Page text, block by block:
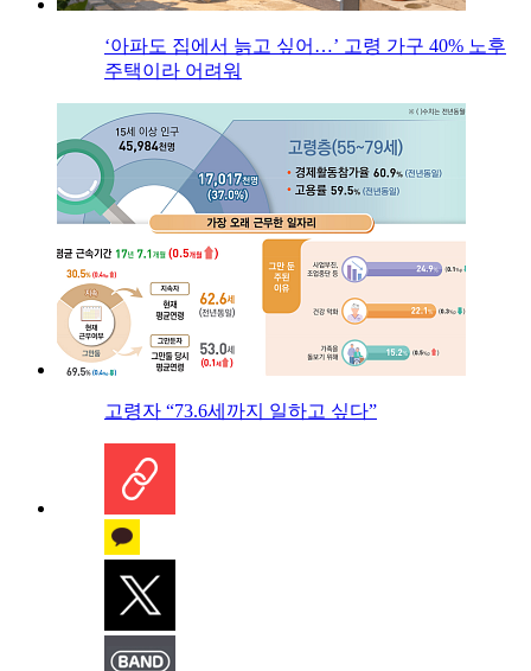
‘아파도 집에서 늙고 싶어…’ 고령 가구 40% 노후
주택이라 어려워
고령자 “73.6세까지 일하고 싶다”